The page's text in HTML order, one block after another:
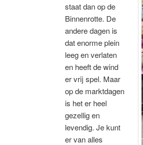
staat dan op de
Binnenrotte. De
andere dagen is
dat enorme plein
leeg en verlaten
en heeft de wind
er vrij spel. Maar
op de marktdagen
is het er heel
gezellig en
levendig. Je kunt
er van alles